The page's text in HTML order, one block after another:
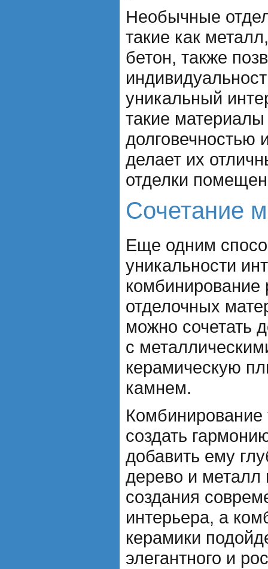
Необычные
такие как
бетон, также
уникальный
такие
долговечностью
делает их
отделки
Сочетание
Еще одним
уникальности
комбинирование
отделочных
можно сочетать
с
керамическую
камнем.
Комбинирование
создать
добавить ему
дерево и металл
создания
интерьера, а
керамики
элегантного и